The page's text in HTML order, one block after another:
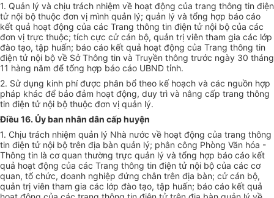
1. Quản lý và chịu trách nhiệm về hoạt động của trang thông tin điện
tử nội bộ thuộc đơn vị mình quản lý; quản lý và tổng hợp báo cáo
kết quả hoạt động của các Trang thông tin điện tử nội bộ của các
đơn vị trực thuộc; tích cực cử cán bộ, quản trị viên tham gia các lớp
đào tạo, tập huấn; báo cáo kết quả hoạt động của Trang thông tin
điện tử nội bộ về Sở Thông tin và Truyền thông trước ngày 30 tháng
11 hàng năm để tổng hợp báo cáo UBND tỉnh.
2. Sử dụng kinh phí được phân bổ theo kế hoạch và các nguồn hợp
pháp khác để bảo đảm hoạt động, duy trì và nâng cấp trang thông
tin điện tử nội bộ thuộc đơn vị quản lý.
Điều 16. Ủy ban nhân dân cấp huyện
1. Chịu trách nhiệm quản lý Nhà nước về hoạt động của trang thông
tin điện tử nội bộ trên địa bàn quản lý; phân công Phòng Văn hóa -
Thông tin là cơ quan thường trực quản lý và tổng hợp báo cáo kết
quả hoạt động của các Trang thông tin điện tử nội bộ của các cơ
quan, tổ chức, doanh nghiệp đứng chân trên địa bàn; cử cán bộ,
quản trị viên tham gia các lớp đào tạo, tập huấn; báo cáo kết quả